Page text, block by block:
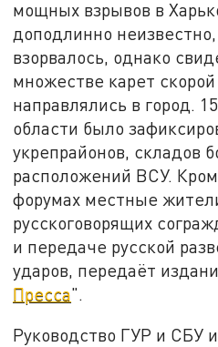
мощных взрывов в
доподлинно
взорвалось, однако
множестве карет
направлялись в город.
области было
укрепрайонов, складов
расположений ВСУ.
форумах местные
русскоговорящих
и передаче русской
ударов, передаёт
Пресса".
Руководство ГУР и СБУ